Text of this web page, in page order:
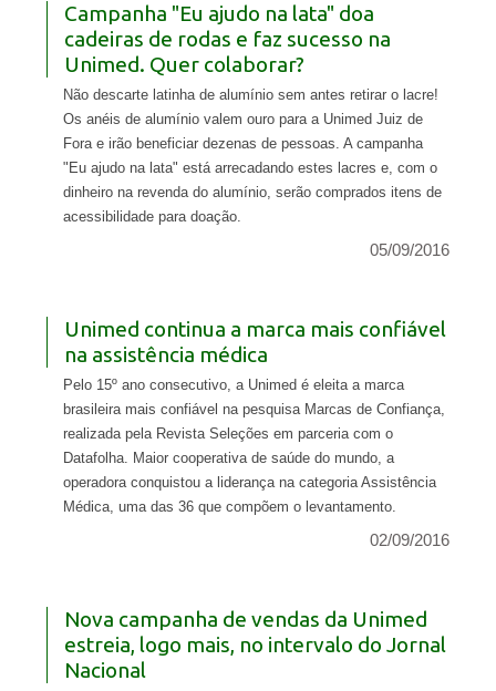
Campanha "Eu ajudo na lata" doa
cadeiras de rodas e faz sucesso na
Unimed. Quer colaborar?
Não descarte latinha de alumínio sem antes retirar o lacre!
Os anéis de alumínio valem ouro para a Unimed Juiz de
Fora e irão beneficiar dezenas de pessoas. A campanha
"Eu ajudo na lata" está arrecadando estes lacres e, com o
dinheiro na revenda do alumínio, serão comprados itens de
acessibilidade para doação.
05/09/2016
Unimed continua a marca mais confiável
na assistência médica
Pelo 15º ano consecutivo, a Unimed é eleita a marca
brasileira mais confiável na pesquisa Marcas de Confiança,
realizada pela Revista Seleções em parceria com o
Datafolha. Maior cooperativa de saúde do mundo, a
operadora conquistou a liderança na categoria Assistência
Médica, uma das 36 que compõem o levantamento.
02/09/2016
Nova campanha de vendas da Unimed
estreia, logo mais, no intervalo do Jornal
Nacional